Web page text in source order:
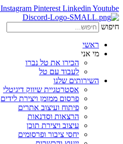
Instagram Pinterest Linkedin Youtube
חיפוש
ראשי
מי אני
הכירו את טל נברו
לעבוד עם טל
השירותים שלנו
אסטרטגיית שיווק דיגיטלי
פרסום ממומן ויצירת לידים
פיתוח ועיצוב אתרים
הרצאות וסדנאות
עיצוב ויצירת תוכן
יחסי ציבור ופרסומים